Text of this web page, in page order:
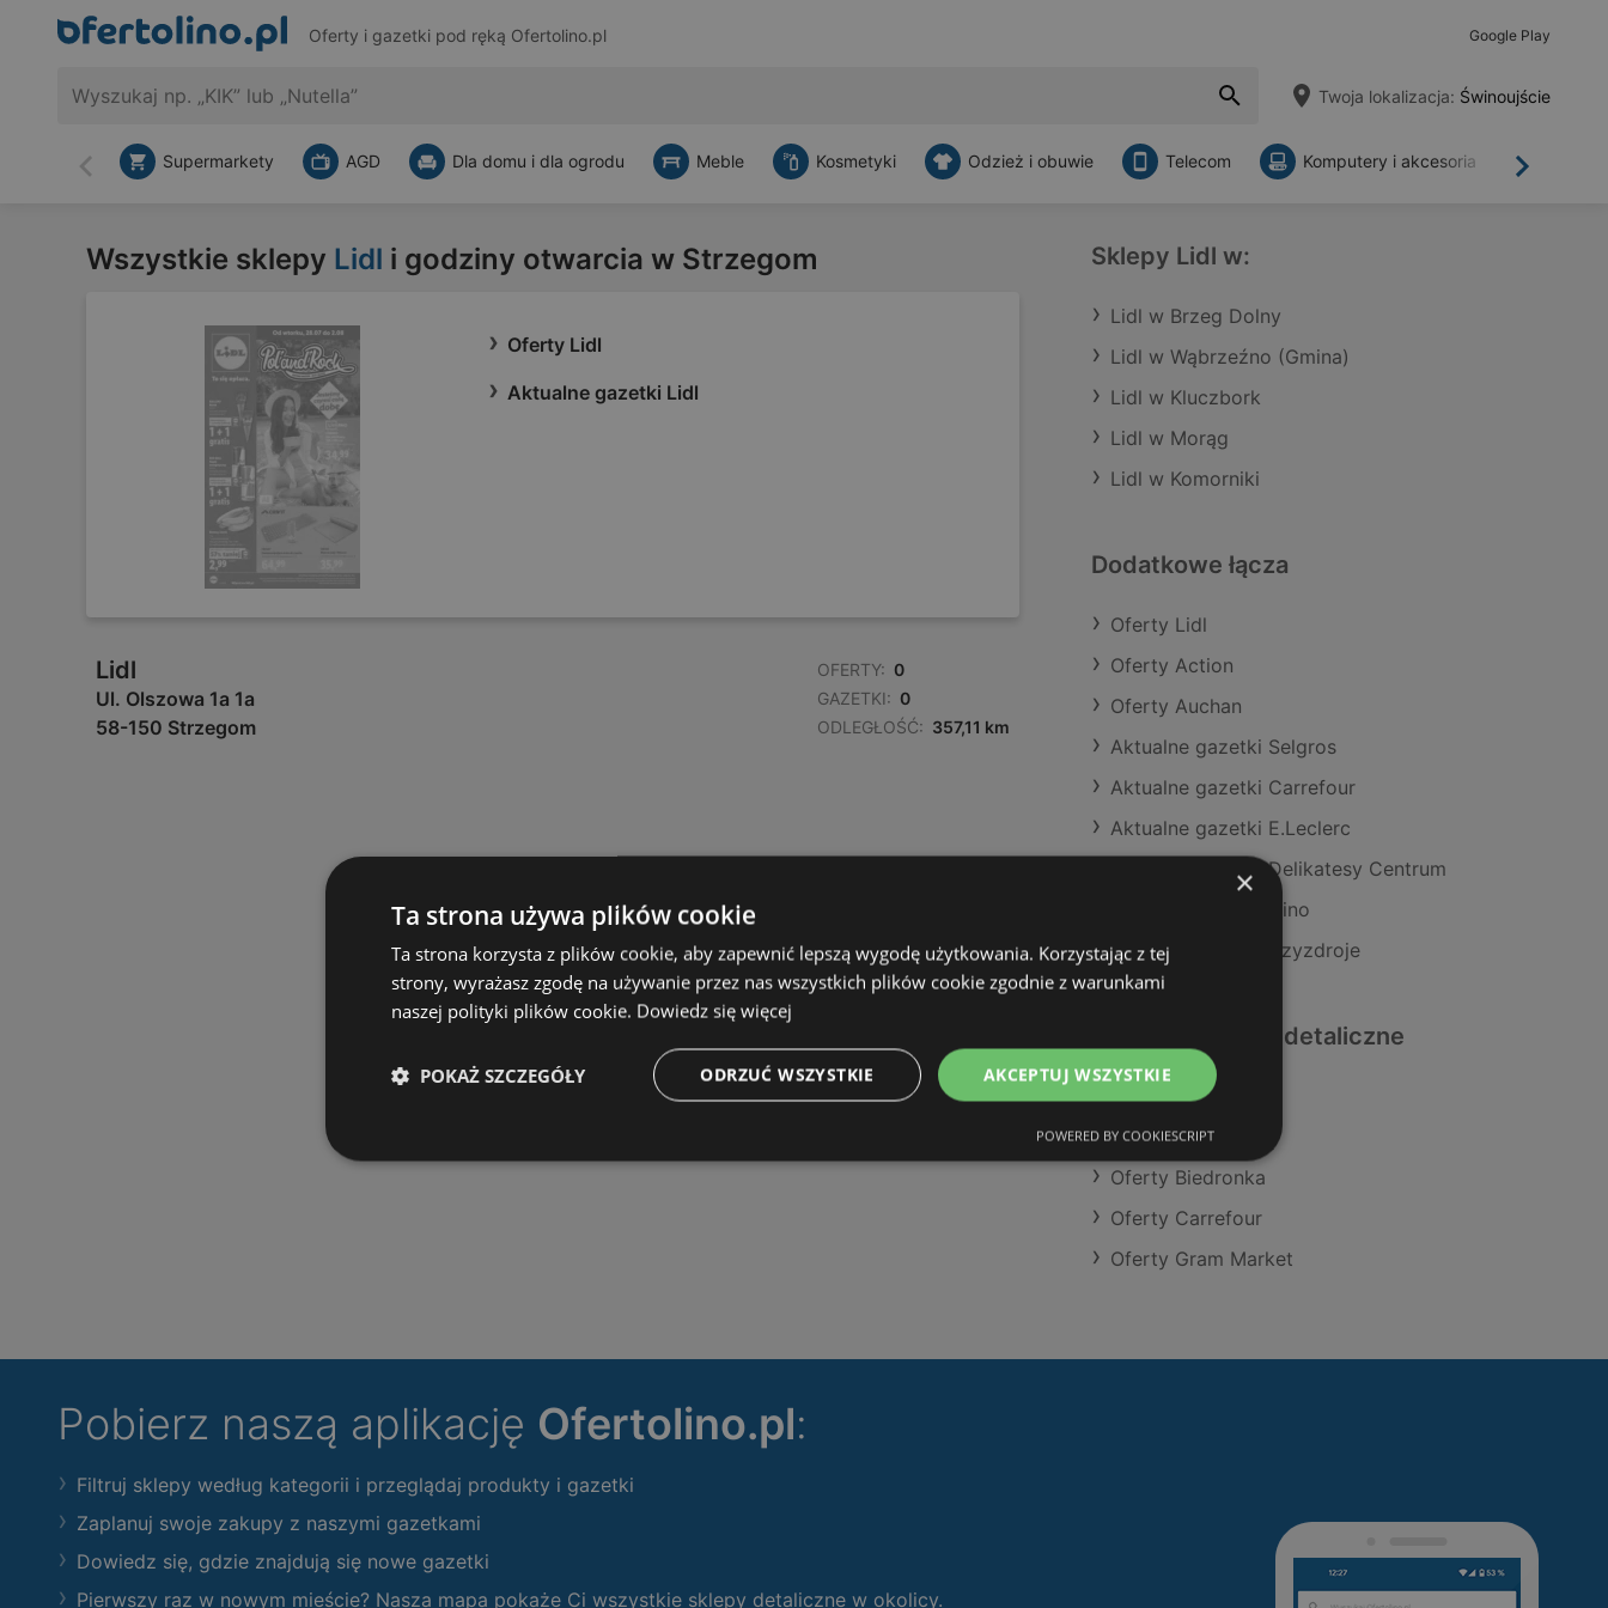
Oferty i gazetki pod ręką Ofertolino.pl Google Play
Twoja lokalizacja: Świnoujście
Wstecz Dalej
Supermarkety AGD Dla domu i dla ogrodu Meble Kosmetyki Odzież i obuwie Telecom Komputery i akcesoria
Wszystkie sklepy Lidl i godziny otwarcia w Strzegom
Oferty Lidl
Aktualne gazetki Lidl
Lidl
Ul. Olszowa 1a 1a
58-150 Strzegom
OFERTY: 0
GAZETKI: 0
ODLEGŁOŚĆ: 357,11 km
Sklepy Lidl w:
Lidl w Brzeg Dolny
Lidl w Wąbrzeźno (Gmina)
Lidl w Kluczbork
Lidl w Morąg
Lidl w Komorniki
Dodatkowe łącza
Oferty Lidl
Oferty Action
Oferty Auchan
Aktualne gazetki Selgros
Aktualne gazetki Carrefour
Aktualne gazetki E.Leclerc
Aktualne gazetki Delikatesy Centrum
Aktualne gazetki Dino
Sklepy Lidl w Międzyzdroje
Podobne sklepy detaliczne
Oferty Action
Oferty Makro
Oferty Biedronka
Oferty Carrefour
Oferty Gram Market
Pobierz naszą aplikację Ofertolino.pl:
Filtruj sklepy według kategorii i przeglądaj produkty i gazetki
Zaplanuj swoje zakupy z naszymi gazetkami
Dowiedz się, gdzie znajdują się nowe gazetki
Pierwszy raz w nowym mieście? Nasza mapa pokaże Ci wszystkie sklepy detaliczne w okolicy.
×
Ta strona używa plików cookie
Ta strona korzysta z plików cookie, aby zapewnić lepszą wygodę użytkowania. Korzystając z tej
strony, wyrażasz zgodę na używanie przez nas wszystkich plików cookie zgodnie z warunkami
naszej polityki plików cookie. Dowiedz się więcej
AKCEPTUJ WSZYSTKIE
ODRZUĆ WSZYSTKIE
POKAŻ SZCZEGÓŁY
POWERED BY COOKIESCRIPT